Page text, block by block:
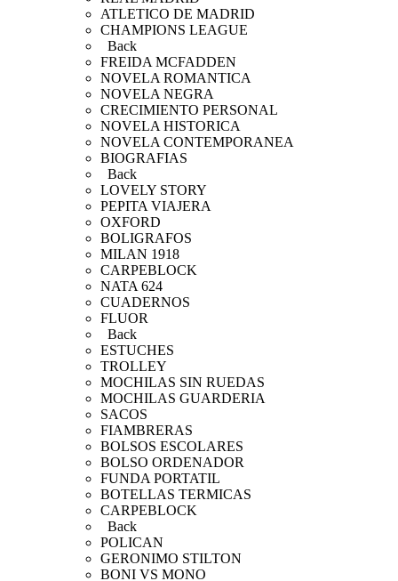
ATLETICO DE MADRID
CHAMPIONS LEAGUE
Back
FREIDA MCFADDEN
NOVELA ROMANTICA
NOVELA NEGRA
CRECIMIENTO PERSONAL
NOVELA HISTORICA
NOVELA CONTEMPORANEA
BIOGRAFIAS
Back
LOVELY STORY
PEPITA VIAJERA
OXFORD
BOLIGRAFOS
MILAN 1918
CARPEBLOCK
NATA 624
CUADERNOS
FLUOR
Back
ESTUCHES
TROLLEY
MOCHILAS SIN RUEDAS
MOCHILAS GUARDERIA
SACOS
FIAMBRERAS
BOLSOS ESCOLARES
BOLSO ORDENADOR
FUNDA PORTATIL
BOTELLAS TERMICAS
CARPEBLOCK
Back
POLICAN
GERONIMO STILTON
BONI VS MONO